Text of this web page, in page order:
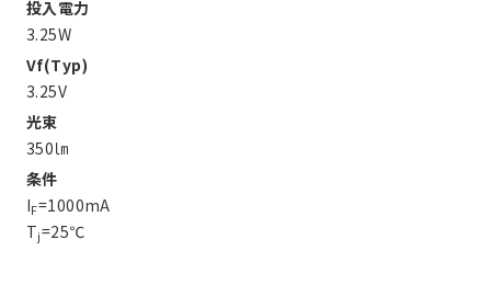
投入電力
3.25W
Vf(Typ)
3.25V
光束
350㏐
条件
IF=1000mA
Tj=25℃